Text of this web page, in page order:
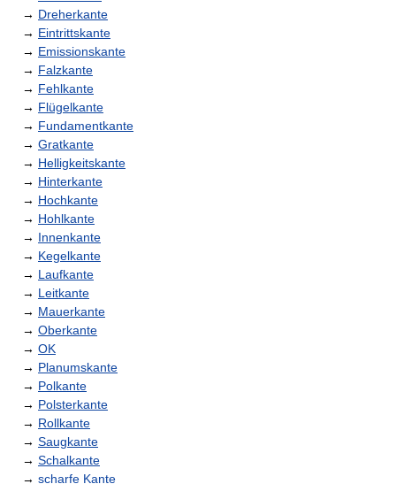
→ Dreherkante
→ Eintrittskante
→ Emissionskante
→ Falzkante
→ Fehlkante
→ Flügelkante
→ Fundamentkante
→ Gratkante
→ Helligkeitskante
→ Hinterkante
→ Hochkante
→ Hohlkante
→ Innenkante
→ Kegelkante
→ Laufkante
→ Leitkante
→ Mauerkante
→ Oberkante
→ OK
→ Planumskante
→ Polkante
→ Polsterkante
→ Rollkante
→ Saugkante
→ Schalkante
→ scharfe Kante